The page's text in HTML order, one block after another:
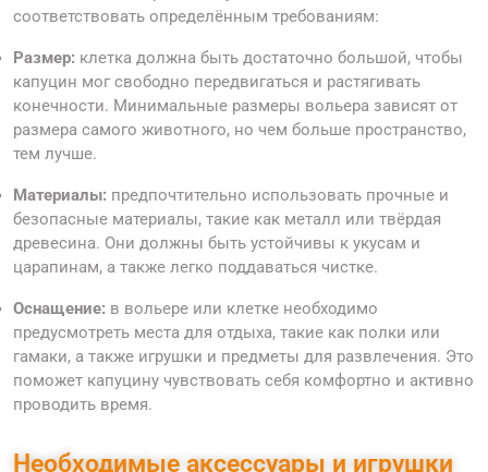
соответствовать определённым требованиям:
Размер: клетка должна быть достаточно большой, чтобы
капуцин мог свободно передвигаться и растягивать
конечности. Минимальные размеры вольера зависят от
размера самого животного, но чем больше пространство,
тем лучше.
Материалы: предпочтительно использовать прочные и
безопасные материалы, такие как металл или твёрдая
древесина. Они должны быть устойчивы к укусам и
царапинам, а также легко поддаваться чистке.
Оснащение: в вольере или клетке необходимо
предусмотреть места для отдыха, такие как полки или
гамаки, а также игрушки и предметы для развлечения. Это
поможет капуцину чувствовать себя комфортно и активно
проводить время.
Необходимые аксессуары и игрушки